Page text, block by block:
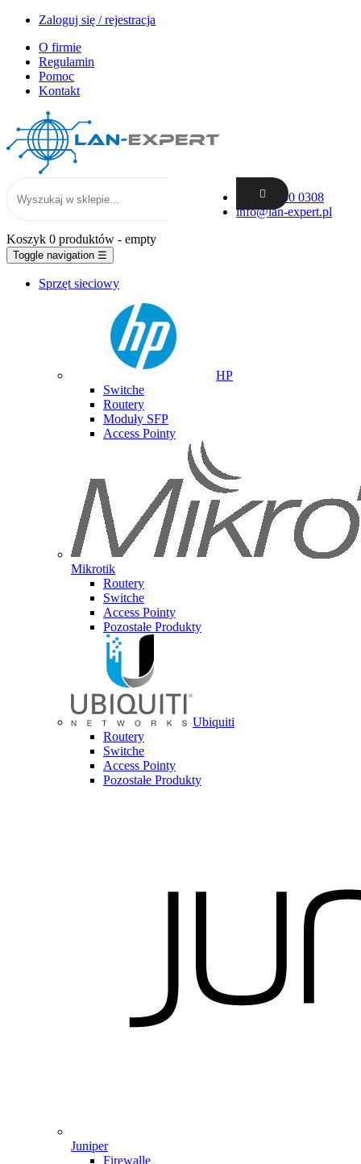
Zaloguj się / rejestracja
O firmie
Regulamin
Pomoc
Kontakt
+48 62 300 0308
info@lan-expert.pl
Koszyk 0 produktów - empty
Toggle navigation ☰
Sprzęt sieciowy
HP
Switche
Routery
Moduły SFP
Access Pointy
Mikrotik
Routery
Switche
Access Pointy
Pozostałe Produkty
Ubiquiti
Routery
Switche
Access Pointy
Pozostałe Produkty
Juniper
Firewalle